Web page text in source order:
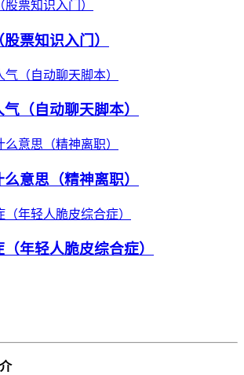
票知识入门）
（自动聊天脚本）
意思（精神离职）
年轻人脆皮综合症）